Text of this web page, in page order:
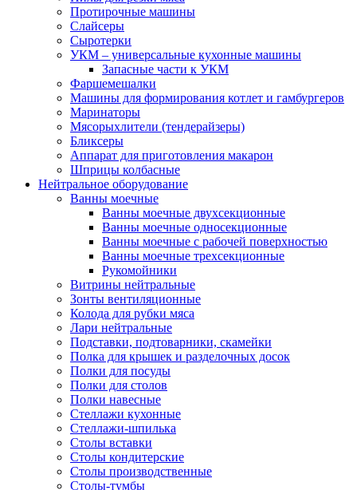
Протирочные машины
Слайсеры
Сыротерки
УКМ – универсальные кухонные машины
Запасные части к УКМ
Фаршемешалки
Машины для формирования котлет и гамбургеров
Маринаторы
Мясорыхлители (тендерайзеры)
Бликсеры
Аппарат для приготовления макарон
Шприцы колбасные
Нейтральное оборудование
Ванны моечные
Ванны моечные двухсекционные
Ванны моечные односекционные
Ванны моечные с рабочей поверхностью
Ванны моечные трехсекционные
Рукомойники
Витрины нейтральные
Зонты вентиляционные
Колода для рубки мяса
Лари нейтральные
Подставки, подтоварники, скамейки
Полка для крышек и разделочных досок
Полки для посуды
Полки для столов
Полки навесные
Стеллажи кухонные
Стеллажи-шпилька
Столы вставки
Столы кондитерские
Столы производственные
Столы-тумбы